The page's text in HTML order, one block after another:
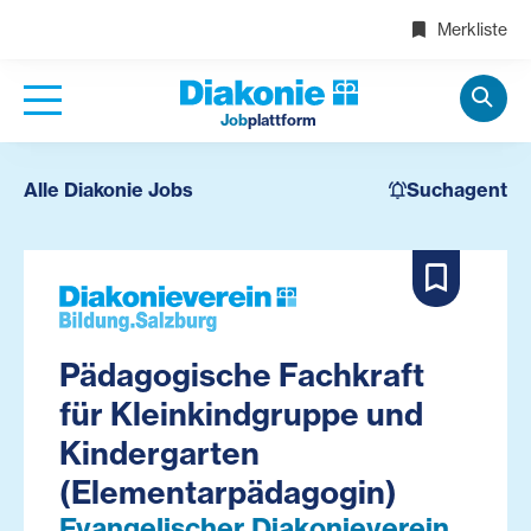
Merkliste
Jobplattform
Alle Diakonie Jobs Suchagent
Pädagogische Fachkraft
für Kleinkindgruppe und
Kindergarten
(Elementarpädagogin)